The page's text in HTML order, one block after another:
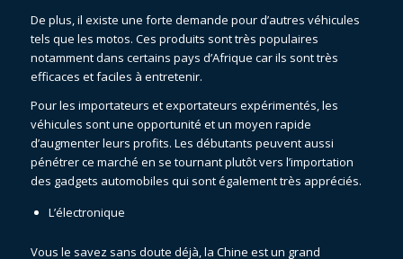
De plus, il existe une forte demande pour d’autres véhicules
tels que les motos. Ces produits sont très populaires
notamment dans certains pays d’Afrique car ils sont très
efficaces et faciles à entretenir.
Pour les importateurs et exportateurs expérimentés, les
véhicules sont une opportunité et un moyen rapide
d’augmenter leurs profits. Les débutants peuvent aussi
pénétrer ce marché en se tournant plutôt vers l’importation
des gadgets automobiles qui sont également très appréciés.
L’électronique
Vous le savez sans doute déjà, la Chine est un grand